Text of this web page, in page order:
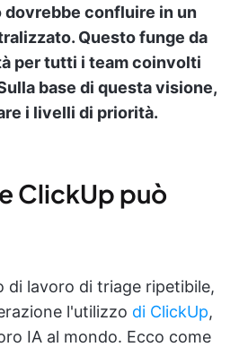
dovrebbe confluire in un
Questo funge da
per tutti i team coinvolti
base di questa visione,
i livelli di priorità.
ClickUp può
di lavoro di triage ripetibile,
l'utilizzo di ClickUp,
IA al mondo. Ecco come